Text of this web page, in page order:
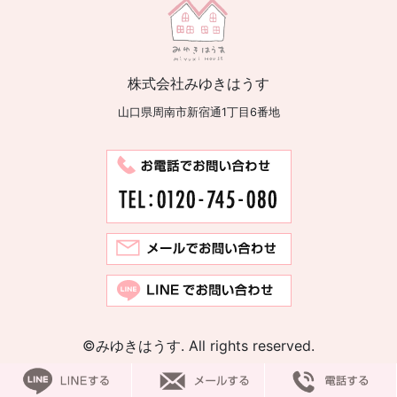
株式会社みゆきはうす
山口県周南市新宿通1丁目6番地
©みゆきはうす. All rights reserved.